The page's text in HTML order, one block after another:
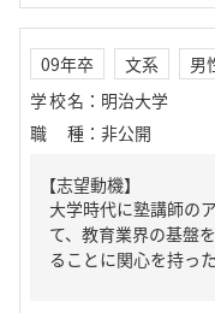
09年卒 文系
男
学校名 ： 明治大学
職種 ： 非公開
【志望動機】
大学時代に塾講師の
て、教育業界の基盤
ることに関心を持っ